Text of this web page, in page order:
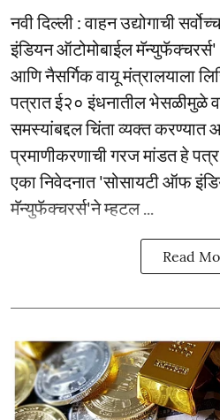
नवी दिल्ली : वाहन उद्योगाची
इंडियन ऑटोमोबाईल
आणि नैसर्गिक वायू मंत्रालयाला
पत्रात ई२० इंधनातील भेसळीमुळे
समस्यांबद्दल चिंता व्यक्त करण्यात
प्रमाणीकरणाची गरज मांडत हे
एका निवेदनात 'सोसायटी ऑफ
मॅन्युफॅक्चरर्स'ने म्हटल ...
Read